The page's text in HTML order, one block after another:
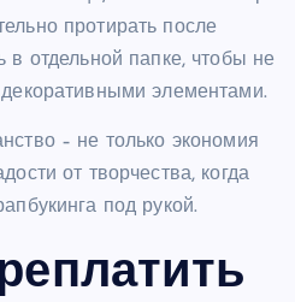
протирать после
в отдельной папке, чтобы не
элементами.
– не только экономия
от творчества, когда
под рукой.